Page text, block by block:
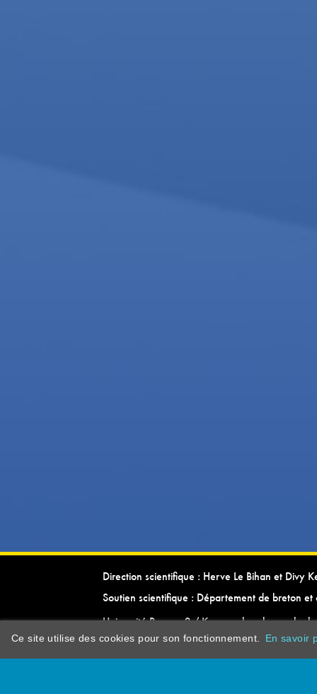
Direction scientifique : Herve Le Bihan et Divy
Soutien scientifique : Département de breton et
Université Rennes 2 / Kevrenn brezhoneg ha
Ce site utilise des cookies pour son fonctionnement. En savoir